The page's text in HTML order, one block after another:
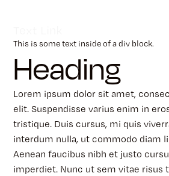
This is some text inside of a div block.
Heading
Lorem ipsum dolor sit amet,
elit. Suspendisse varius enim in
tristique. Duis cursus, mi quis
interdum nulla, ut commodo diam
Aenean faucibus nibh et justo
imperdiet. Nunc ut sem vitae risus